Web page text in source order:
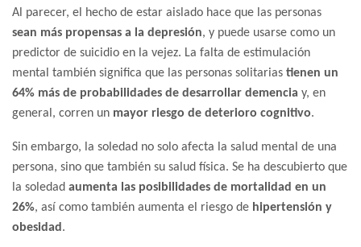
Al parecer, el hecho de estar aislado hace que las personas
sean más propensas a la depresión, y puede usarse como un
predictor de suicidio en la vejez. La falta de estimulación
mental también significa que las personas solitarias tienen un
64% más de probabilidades de desarrollar demencia y, en
general, corren un mayor riesgo de deterioro cognitivo.
Sin embargo, la soledad no solo afecta la salud mental de una
persona, sino que también su salud física. Se ha descubierto que
la soledad aumenta las posibilidades de mortalidad en un
26%, así como también aumenta el riesgo de hipertensión y
obesidad .